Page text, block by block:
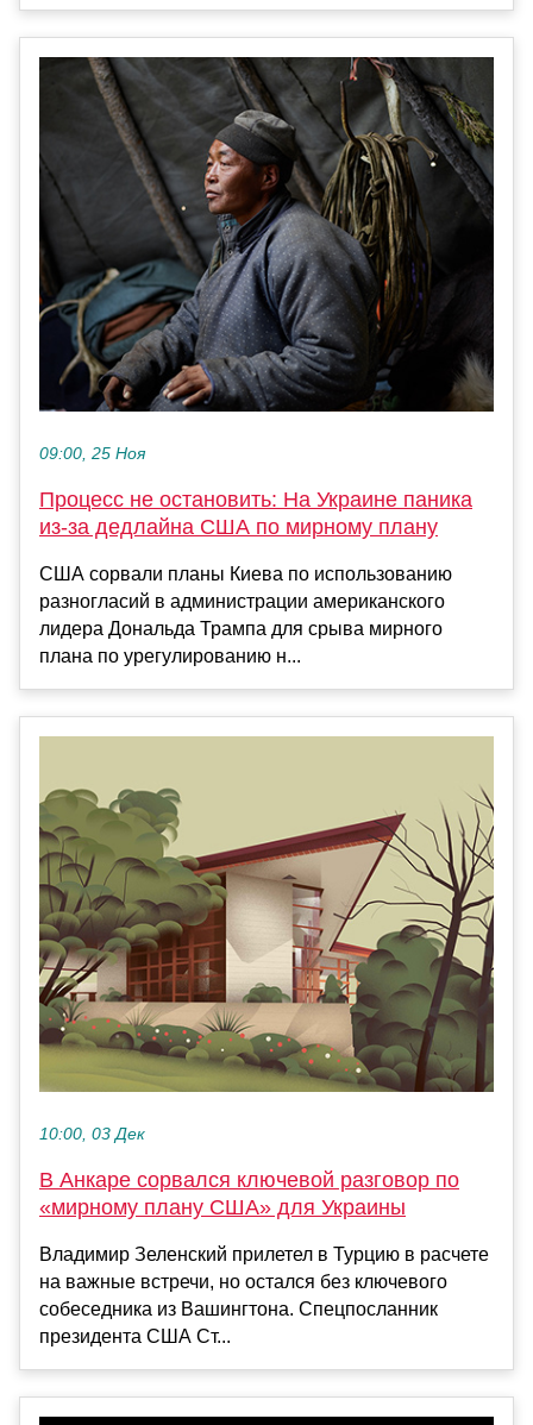
09:00, 25 Ноя
Процесс не остановить: На Украине паника
из-за дедлайна США по мирному плану
США сорвали планы Киева по использованию
разногласий в администрации американского
лидера Дональда Трампа для срыва мирного
плана по урегулированию н...
10:00, 03 Дек
В Анкаре сорвался ключевой разговор по
«мирному плану США» для Украины
Владимир Зеленский прилетел в Турцию в расчете
на важные встречи, но остался без ключевого
собеседника из Вашингтона. Спецпосланник
президента США Ст...